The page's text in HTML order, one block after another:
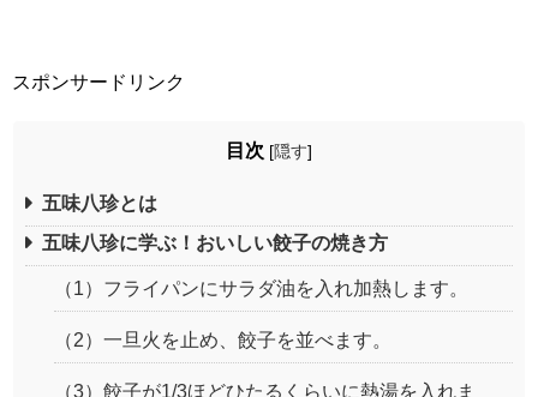
スポンサードリンク
目次 [隠す]
五味八珍とは
五味八珍に学ぶ！おいしい餃子の焼き方
（1）フライパンにサラダ油を入れ加熱します。
（2）一旦火を止め、餃子を並べます。
（3）餃子が1/3ほどひたるくらいに熱湯を入れま